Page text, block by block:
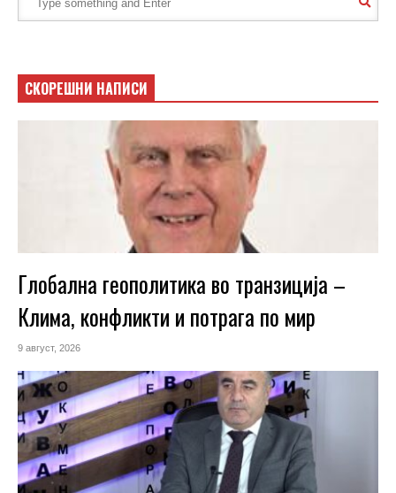
СКОРЕШНИ НАПИСИ
Глобална геополитика во транзиција –
Клима, конфликти и потрага по мир
9 август, 2026